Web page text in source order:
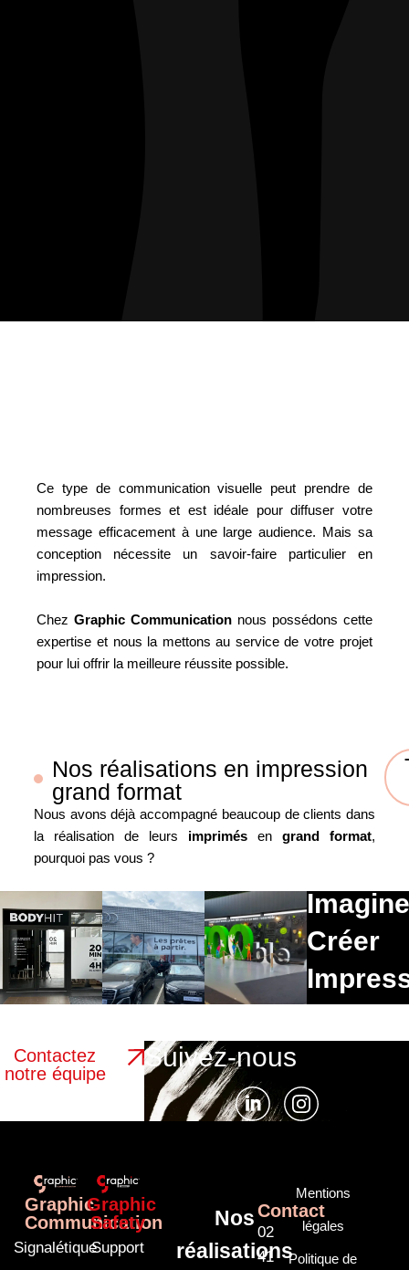
Ce type de communication visuelle peut prendre de
nombreuses formes et est idéale pour diffuser votre
message efficacement à une large audience. Mais sa
conception nécessite un savoir-faire particulier en
impression.
ChezGraphic Communication nous possédons cette
expertise et nous la mettons au service de votre projet
pour lui offrir la meilleure réussite possible.
Nos réalisations en impression
grand format
Nous avons déjà accompagné beaucoup de clients dans
la réalisation de leurs imprimés engrand format,
pourquoi pas vous ?
Créer
Contactez
notre équipe
Suivez-nous
Graphic
Communication
Signalétique
Graphic
Safety
Support
Nos
réalisations
Contact
02
41
Mentions
légales
Politique de